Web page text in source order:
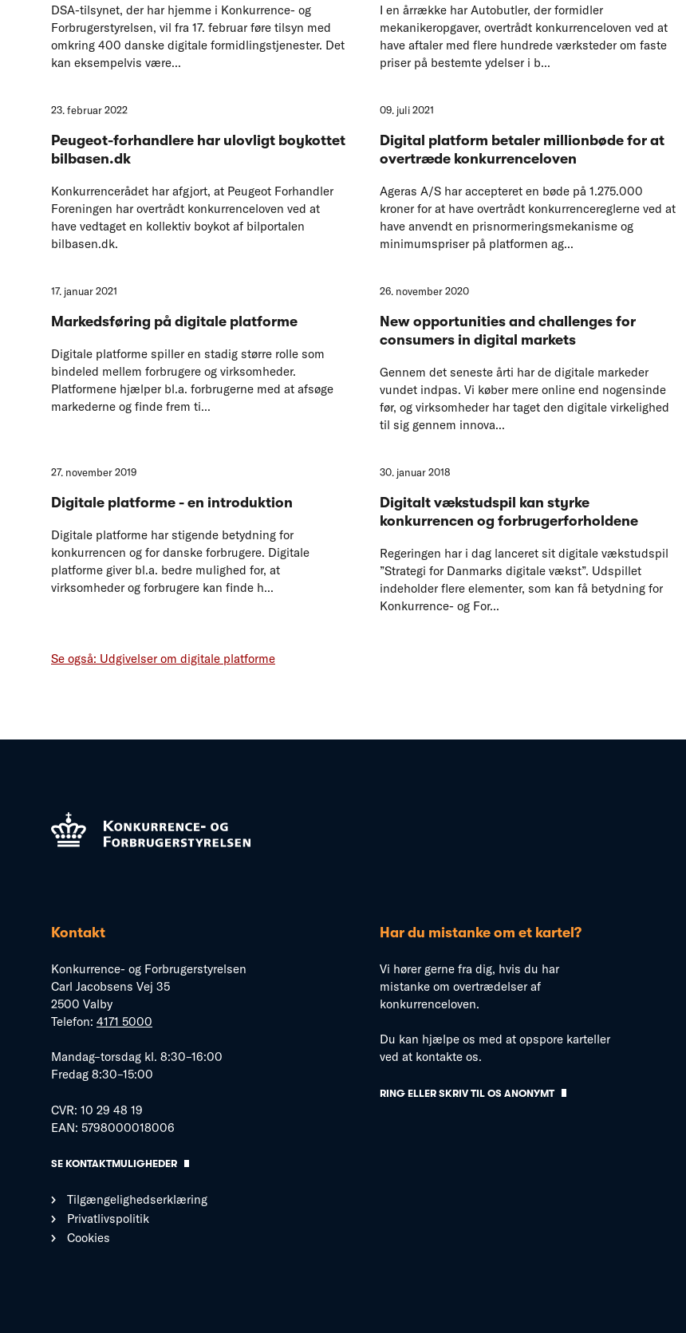
DSA-tilsynet, der har hjemme i Konkurrence- og
Forbrugerstyrelsen, vil fra 17. februar føre tilsyn med
omkring 400 danske digitale formidlingstjenester. Det
kan eksempelvis være...
I en årrække har Autobutler, der formidler
mekanikeropgaver, overtrådt konkurrenceloven ved at
have aftaler med flere hundrede værksteder om faste
priser på bestemte ydelser i b...
23. februar 2022
Peugeot-forhandlere har ulovligt boykottet
bilbasen.dk
Konkurrencerådet har afgjort, at Peugeot Forhandler
Foreningen har overtrådt konkurrenceloven ved at
have vedtaget en kollektiv boykot af bilportalen
bilbasen.dk.
09. juli 2021
Digital platform betaler millionbøde for at
overtræde konkurrenceloven
Ageras A/S har accepteret en bøde på 1.275.000
kroner for at have overtrådt konkurrencereglerne ved at
have anvendt en prisnormeringsmekanisme og
minimumspriser på platformen ag...
17. januar 2021
Markedsføring på digitale platforme
Digitale platforme spiller en stadig større rolle som
bindeled mellem forbrugere og virksomheder.
Platformene hjælper bl.a. forbrugerne med at afsøge
markederne og finde frem ti...
26. november 2020
New opportunities and challenges for
consumers in digital markets
Gennem det seneste årti har de digitale markeder
vundet indpas. Vi køber mere online end nogensinde
før, og virksomheder har taget den digitale virkelighed
til sig gennem innova...
27. november 2019
Digitale platforme - en introduktion
Digitale platforme har stigende betydning for
konkurrencen og for danske forbrugere. Digitale
platforme giver bl.a. bedre mulighed for, at
virksomheder og forbrugere kan finde h...
30. januar 2018
Digitalt vækstudspil kan styrke
konkurrencen og forbrugerforholdene
Regeringen har i dag lanceret sit digitale vækstudspil
”Strategi for Danmarks digitale vækst”. Udspillet
indeholder flere elementer, som kan få betydning for
Konkurrence- og For...
Se også: Udgivelser om digitale platforme
Kontakt
Konkurrence- og Forbrugerstyrelsen
Carl Jacobsens Vej 35
2500 Valby
Telefon: 4171 5000
Mandag–torsdag kl. 8:30–16:00
Fredag 8:30–15:00
CVR: 10 29 48 19
EAN: 5798000018006
SE KONTAKTMULIGHEDER
Tilgængelighedserklæring
Privatlivspolitik
Cookies
Har du mistanke om et kartel?
Vi hører gerne fra dig, hvis du har
mistanke om overtrædelser af
konkurrenceloven.
Du kan hjælpe os med at opspore karteller
ved at kontakte os.
RING ELLER SKRIV TIL OS ANONYMT